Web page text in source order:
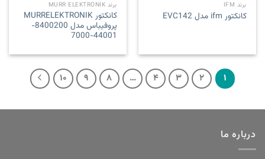
برند IFM
کانکتور ifm مدل EVC142
برند MURR ELEKTRONIK
کانکتور MURRELEKTRONIK
پروفیباس مدل 8400200-
44001-7000
۱ ۲ ۳ ۴ … ۸ ۹ ۱۰
درباره ما